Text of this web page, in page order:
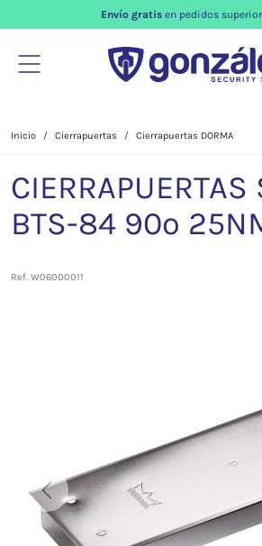
Envío gratis en pedidos
Inicio Cierrapuertas Cierrapuertas DORMA
CIERRAPUERTAS
BTS-84 90º
Ref. W06000011
Previous